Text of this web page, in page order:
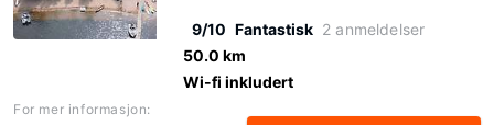
9/10 Fantastisk 2 anmeldelser
50.0 km
Wi-fi inkludert
For mer informasjon: